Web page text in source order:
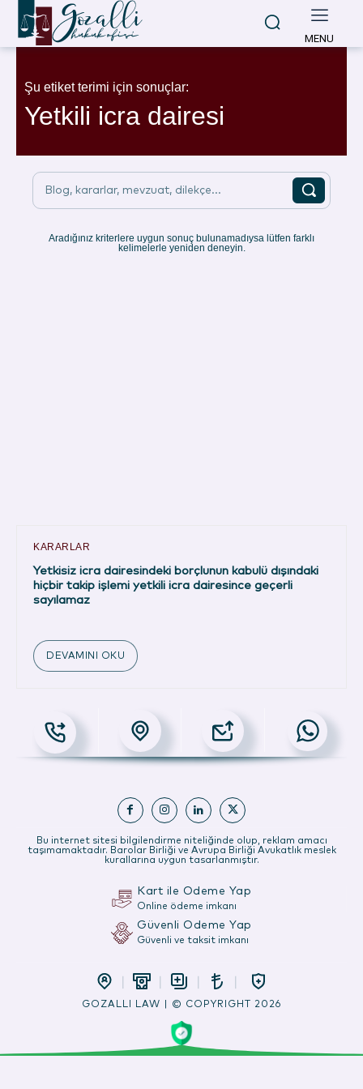
MENU
Şu etiket terimi için sonuçlar:
Yetkili icra dairesi
Blog, kararlar, mevzuat, dilekçe...
Aradığınız kriterlere uygun sonuç bulunamadıysa lütfen farklı
kelimelerle yeniden deneyin.
KARARLAR
Yetkisiz icra dairesindeki borçlunun kabulü dışındaki
hiçbir takip işlemi yetkili icra dairesince geçerli
sayılamaz
DEVAMINI OKU
Bu internet sitesi bilgilendirme niteliğinde olup, reklam amacı
taşımamaktadır. Barolar Birliği ve Avrupa Birliği Avukatlık meslek
kurallarına uygun tasarlanmıştır.
Kart ile Ödeme Yap
Online ödeme imkanı
Güvenli Ödeme Yap
Güvenli ve taksit imkanı
GOZALLI LAW | © COPYRIGHT 2026